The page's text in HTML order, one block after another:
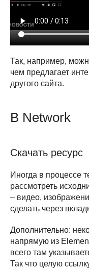
Так, например,
чем предлагает
другого сайта.
В Network
Скачать ресурс
Иногда в процессе
рассмотреть
– видео,
сделать через
Дополнительно:
напрямую из
всего там
Так что целую